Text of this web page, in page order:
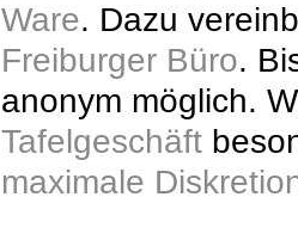
Ware. Dazu
Freiburger Büro.
anonym möglich.
Tafelgeschäft
maximale